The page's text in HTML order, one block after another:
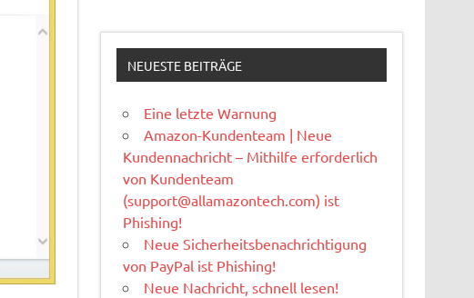
NEUESTE BEITRÄGE
Eine letzte Warnung
Amazon-Kundenteam | Neue
Kundennachricht – Mithilfe erforderlich
von Kundenteam
(support@allamazontech.com) ist
Phishing!
Neue Sicherheitsbenachrichtigung
von PayPal ist Phishing!
Neue Nachricht, schnell lesen!